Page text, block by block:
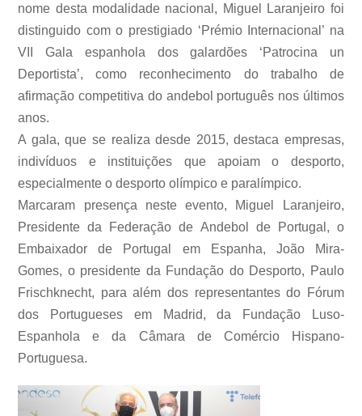
nome desta modalidade nacional, Miguel Laranjeiro foi
distinguido com o prestigiado ‘Prémio Internacional’ na
VII Gala espanhola dos galardões ‘Patrocina un
Deportista’, como reconhecimento do trabalho de
afirmação competitiva do andebol português nos últimos
anos.
A gala, que se realiza desde 2015, destaca empresas,
indivíduos e instituições que apoiam o desporto,
especialmente o desporto olímpico e paralímpico.
Marcaram presença neste evento, Miguel Laranjeiro,
Presidente da Federação de Andebol de Portugal, o
Embaixador de Portugal em Espanha, João Mira-
Gomes, o presidente da Fundação do Desporto, Paulo
Frischknecht, para além dos representantes do Fórum
dos Portugueses em Madrid, da Fundação Luso-
Espanhola e da Câmara de Comércio Hispano-
Portuguesa.